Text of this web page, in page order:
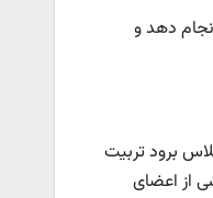
دهد و
برود تربیت
با بخشی از اعضای